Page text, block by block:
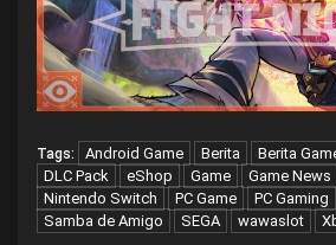
Tags: Android Game Berita Berita
DLC Pack
eShop Game Game News
Nintendo Switch
PC Game PC Gaming
Samba de Amigo
SEGA wawaslot